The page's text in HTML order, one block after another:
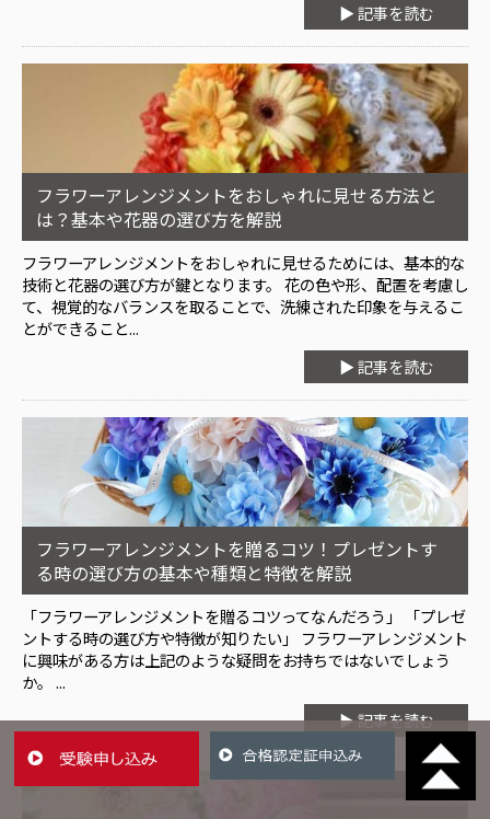
▶ 記事を読む
フラワーアレンジメントをおしゃれに見せる方法と
は？基本や花器の選び方を解説
フラワーアレンジメントをおしゃれに見せるためには、基本的な
技術と花器の選び方が鍵となります。 花の色や形、配置を考慮し
て、視覚的なバランスを取ることで、洗練された印象を与えるこ
とができること...
▶ 記事を読む
フラワーアレンジメントを贈るコツ！プレゼントす
る時の選び方の基本や種類と特徴を解説
「フラワーアレンジメントを贈るコツってなんだろう」 「プレゼ
ントする時の選び方や特徴が知りたい」 フラワーアレンジメント
に興味がある方は上記のような疑問をお持ちではないでしょう
か。 ...
▶ 記事を読む